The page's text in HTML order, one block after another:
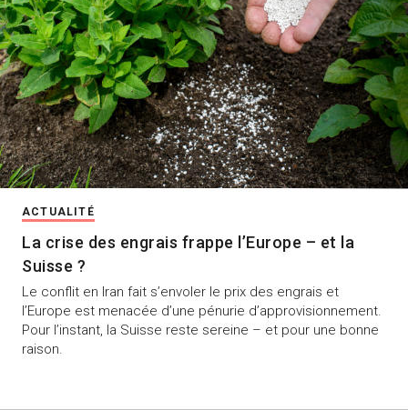
ACTUALITÉ
La crise des engrais frappe l’Europe – et la
Suisse ?
Le conflit en Iran fait s’envoler le prix des engrais et
l’Europe est menacée d’une pénurie d’approvisionnement.
Pour l’instant, la Suisse reste sereine – et pour une bonne
raison.